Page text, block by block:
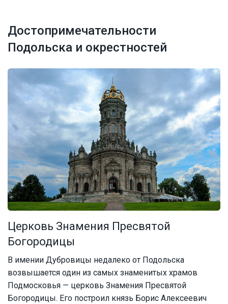
Достопримечательности
Подольска и окрестностей
Церковь Знамения Пресвятой
Богородицы
В имении Дубровицы недалеко от Подольска
возвышается один из самых знаменитых храмов
Подмосковья — церковь Знамения Пресвятой
Богородицы. Его построил князь Борис Алексеевич